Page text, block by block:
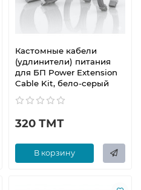
Кастомные кабели
(удлинители) питания
для БП Power Extension
Cable Kit, бело-серый
320 ТМТ
В корзину